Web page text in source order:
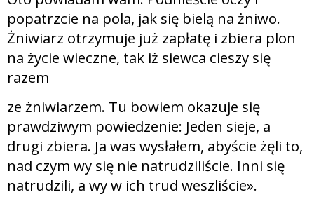
popatrzcie na pola, jak się bielą na żniwo.
Żniwiarz otrzymuje już zapłatę i zbiera plon
na życie wieczne, tak iż siewca cieszy się
razem
ze żniwiarzem. Tu bowiem okazuje się
prawdziwym powiedzenie: Jeden sieje, a
drugi zbiera. Ja was wysłałem, abyście żęli to,
nad czym wy się nie natrudziliście. Inni się
natrudzili, a wy w ich trud weszliście».